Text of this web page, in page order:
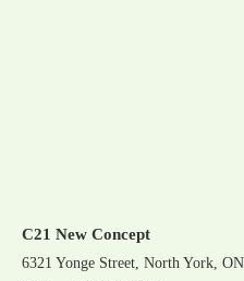
C21 New Concept
6321 Yonge Street, North York,